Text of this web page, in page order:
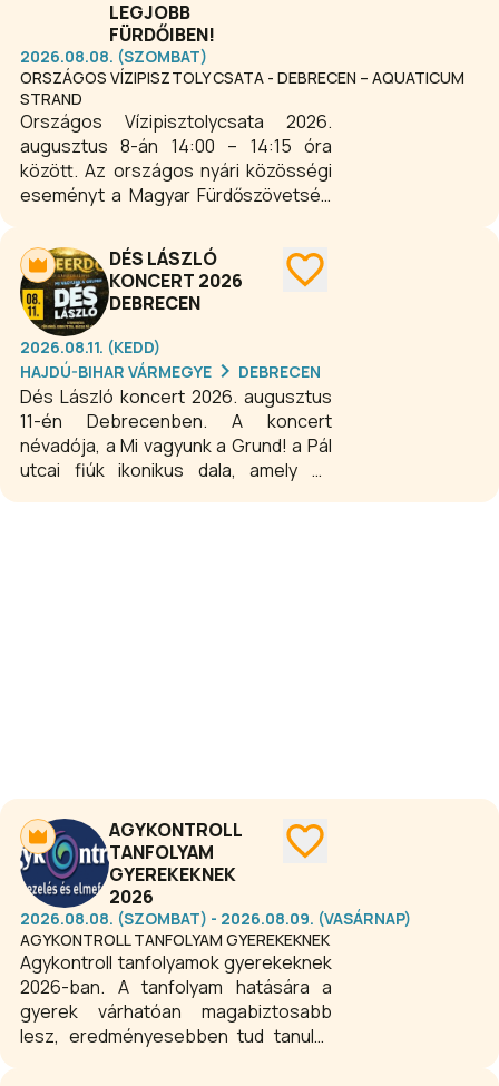
LEGJOBB
FÜRDŐIBEN!
2026.08.08. (SZOMBAT)
ORSZÁGOS VÍZIPISZTOLY CSATA - DEBRECEN – AQUATICUM
STRAND
Országos Vízipisztolycsata 2026.
augusztus 8-án 14:00 – 14:15 óra
között. Az országos nyári közösségi
eseményt a Magyar Fürdőszövetség
lényege, hogy az ország számos
strandján és fürdőjében ugyanabban
az időpontban rendeznek
vízipisztolycsatát, amelynek célja egy
országos rekord felállítása, illetve a
családok közös szórakoztatása.
Esőnap: augusztus 15. 14:00 – 14:15
óra.
DÉS LÁSZLÓ
KONCERT 2026
DEBRECEN
2026.08.11. (KEDD)
HAJDÚ-BIHAR VÁRMEGYE
DEBRECEN
Dés László koncert 2026. augusztus
11-én Debrecenben. A koncert
névadója, a Mi vagyunk a Grund! a Pál
utcai fiúk ikonikus dala, amely az
AGYKONTROLL
TANFOLYAM
GYEREKEKNEK
2026
2026.08.08. (SZOMBAT) - 2026.08.09. (VASÁRNAP)
AGYKONTROLL TANFOLYAM GYEREKEKNEK
Agykontroll tanfolyamok gyerekeknek
2026-ban. A tanfolyam hatására a
gyerek várhatóan magabiztosabb
lesz, eredményesebben tud tanulni,